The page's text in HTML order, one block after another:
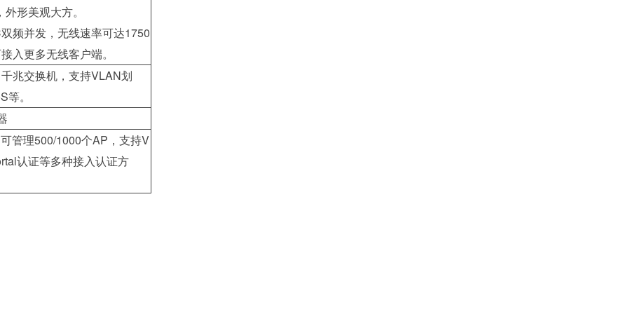
形美观大方。
频并发，无线速率可达1750
入更多无线客户端。
兆交换机，支持VLAN划
。
管理500/1000个AP，支持V
认证等多种接入认证方